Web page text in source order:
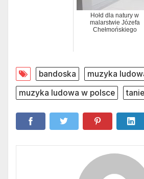
Hołd dla natury w
malarstwie Józefa
Chełmońskiego
bandoska
muzyka
muzyka ludowa w polsce